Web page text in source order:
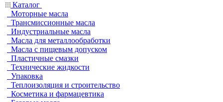
Каталог
Моторные масла
Трансмиссионные масла
Индустриальные масла
Масла для металлообработки
Масла с пищевым допуском
Пластичные смазки
Технические жидкости
Упаковка
Теплоизоляция и строительство
Косметика и фармацевтика